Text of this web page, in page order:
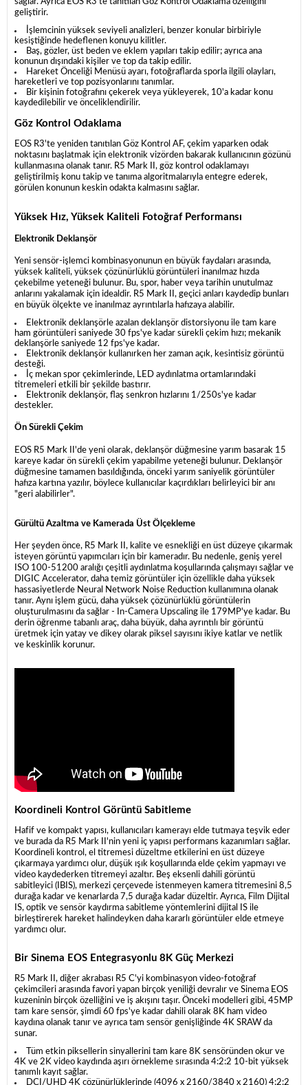
geliştirir.
İşlemcinin yüksek seviyeli analizleri, benzer konular birbiriyle
kesiştiğinde hedeflenen konuyu kilitler.
Baş, gözler, üst beden ve eklem yapıları takip edilir; ayrıca ana
konunun dışındaki kişiler ve top da takip edilir.
Hareket Önceliği Menüsü ayarı, fotoğraflarda sporla ilgili olayları,
hareketleri ve top pozisyonlarını tanımlar.
Bir kişinin fotoğrafını çekerek veya yükleyerek, 10'a kadar konu
kaydedilebilir ve önceliklendirilir.
Göz Kontrol Odaklama
EOS R3'te yeniden tanıtılan Göz Kontrol AF, çekim yaparken odak
noktasını başlatmak için elektronik vizörden bakarak kullanıcının gözünü
kullanmasına olanak tanır. R5 Mark II, göz kontrol odaklamayı
geliştirilmiş konu takip ve tanıma algoritmalarıyla entegre ederek,
görülen konunun keskin odakta kalmasını sağlar.
Yüksek Hız, Yüksek Kaliteli Fotoğraf Performansı
Elektronik Deklanşör
Yeni sensör-işlemci kombinasyonunun en büyük faydaları arasında,
yüksek kaliteli, yüksek çözünürlüklü görüntüleri inanılmaz hızda
çekebilme yeteneği bulunur. Bu, spor, haber veya tarihin unutulmaz
anlarını yakalamak için idealdir. R5 Mark II, geçici anları kaydedip bunları
en büyük ölçekte ve inanılmaz ayrıntılarla hafızaya alabilir.
Elektronik deklanşörle azalan deklanşör distorsiyonu ile tam kare
ham görüntüleri saniyede 30 fps'ye kadar sürekli çekim hızı; mekanik
deklanşörle saniyede 12 fps'ye kadar.
Elektronik deklanşör kullanırken her zaman açık, kesintisiz görüntü
desteği.
İç mekan spor çekimlerinde, LED aydınlatma ortamlarındaki
titremeleri etkili bir şekilde bastırır.
Elektronik deklanşör, flaş senkron hızlarını 1/250s'ye kadar
destekler.
Ön Sürekli Çekim
EOS R5 Mark II'de yeni olarak, deklanşör düğmesine yarım basarak 15
kareye kadar ön sürekli çekim yapabilme yeteneği bulunur. Deklanşör
düğmesine tamamen basıldığında, önceki yarım saniyelik görüntüler
hafıza kartına yazılır, böylece kullanıcılar kaçırdıkları belirleyici bir anı
"geri alabilirler".
Gürültü Azaltma ve Kamerada Üst Ölçekleme
Her şeyden önce, R5 Mark II, kalite ve esnekliği en üst düzeye çıkarmak
isteyen görüntü yapımcıları için bir kameradır. Bu nedenle, geniş yerel
ISO 100-51200 aralığı çeşitli aydınlatma koşullarında çalışmayı sağlar ve
DIGIC Accelerator, daha temiz görüntüler için özellikle daha yüksek
hassasiyetlerde Neural Network Noise Reduction kullanımına olanak
tanır. Aynı işlem gücü, daha yüksek çözünürlüklü görüntülerin
oluşturulmasını da sağlar - In-Camera Upscaling ile 179MP'ye kadar. Bu
derin öğrenme tabanlı araç, daha büyük, daha ayrıntılı bir görüntü
üretmek için yatay ve dikey olarak piksel sayısını ikiye katlar ve netlik
ve keskinlik korunur.
Koordineli Kontrol Görüntü Sabitleme
Hafif ve kompakt yapısı, kullanıcıları kamerayı elde tutmaya teşvik eder
ve burada da R5 Mark II'nin yeni iç yapısı performans kazanımları sağlar.
Koordineli kontrol, el titremesi düzeltme etkilerini en üst düzeye
çıkarmaya yardımcı olur, düşük ışık koşullarında elde çekim yapmayı ve
video kaydederken titremeyi azaltır. Beş eksenli dahili görüntü
sabitleyici (IBIS), merkezi çerçevede istenmeyen kamera titremesini 8,5
durağa kadar ve kenarlarda 7,5 durağa kadar düzeltir. Ayrıca, Film Dijital
IS, optik ve sensör kaydırma sabitleme yöntemlerini dijital IS ile
birleştirerek hareket halindeyken daha kararlı görüntüler elde etmeye
yardımcı olur.
Bir Sinema EOS Entegrasyonlu 8K Güç Merkezi
R5 Mark II, diğer akrabası R5 C'yi kombinasyon video-fotoğraf
çekimcileri arasında favori yapan birçok yeniliği devralır ve Sinema EOS
kuzeninin birçok özelliğini ve iş akışını taşır. Önceki modelleri gibi, 45MP
tam kare sensör, şimdi 60 fps'ye kadar dahili olarak 8K ham video
kaydına olanak tanır ve ayrıca tam sensör genişliğinde 4K SRAW da
sunar.
Tüm etkin piksellerin sinyallerini tam kare 8K sensöründen okur ve
4K ve 2K video kaydında aşırı örnekleme sırasında 4:2:2 10-bit yüksek
tanımlı kayıt sağlar.
DCI/UHD 4K çözünürlüklerinde (4096 x 2160/3840 x 2160) 4:2:2